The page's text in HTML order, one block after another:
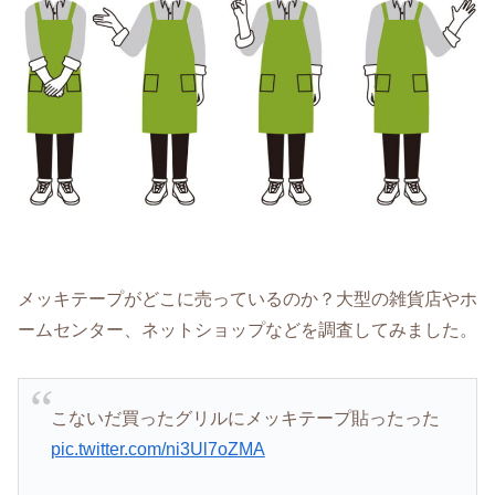
メッキテープがどこに売っているのか？大型の雑貨店やホ
ームセンター、ネットショップなどを調査してみました。
こないだ買ったグリルにメッキテープ貼ったった
pic.twitter.com/ni3Ul7oZMA